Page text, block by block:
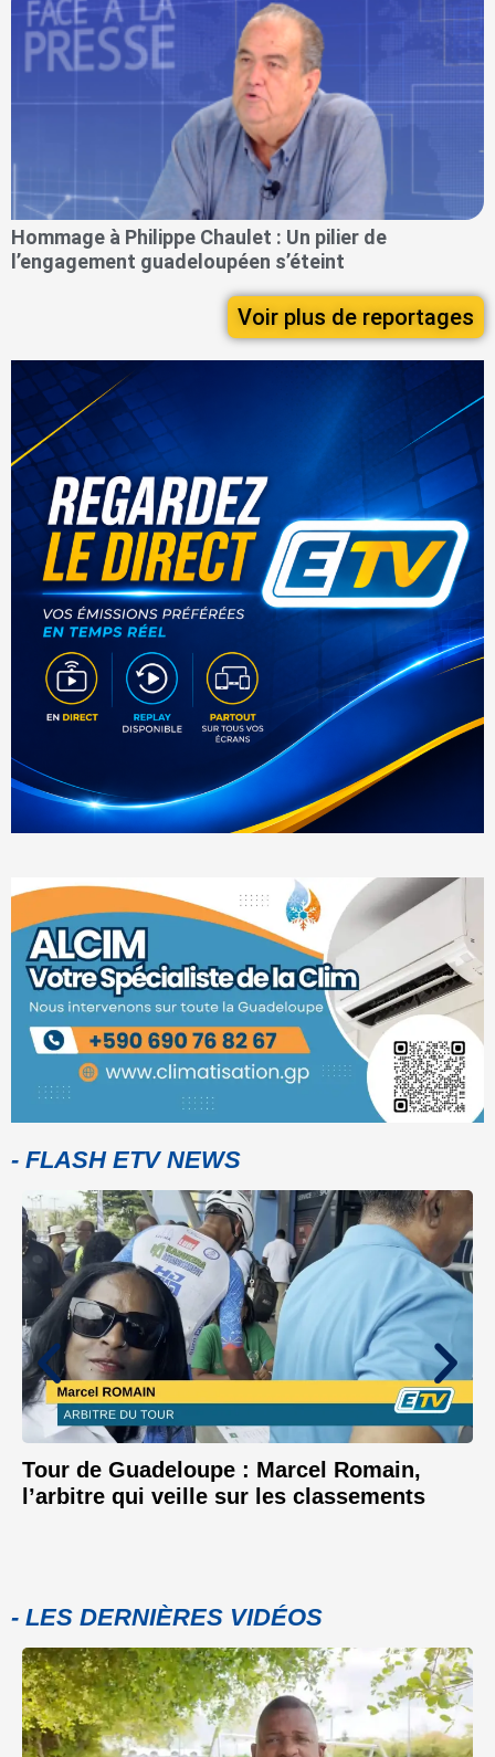
Hommage à Philippe Chaulet : Un pilier de
l’engagement guadeloupéen s’éteint
Voir plus de reportages
- FLASH ETV NEWS
Tour de Guadeloupe : Marcel Romain,
l’arbitre qui veille sur les classements
- LES DERNIÈRES VIDÉOS